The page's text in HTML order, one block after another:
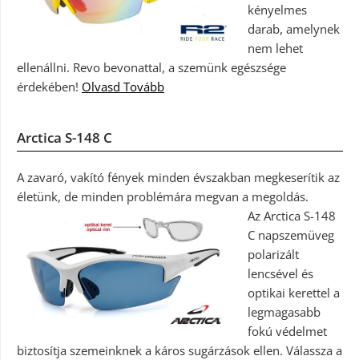
kényelmes
darab, amelynek
nem lehet
ellenállni. Revo bevonattal, a szemünk egészsége
érdekében! Olvasd Tovább
Arctica S-148 C
A zavaró, vakító fények minden évszakban megkeserítik az
életünk, de minden problémára megvan a megoldás.
Az Arctica S-148
C napszemüveg
polarizált
lencsével és
optikai kerettel a
legmagasabb
fokú védelmet
biztosítja szemeinknek a káros sugárzások ellen. Válassza a